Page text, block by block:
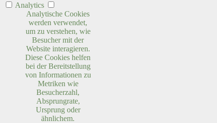
Analytics
Analytische Cookies
werden verwendet,
um zu verstehen, wie
Besucher mit der
Website interagieren.
Diese Cookies helfen
bei der Bereitstellung
von Informationen zu
Metriken wie
Besucherzahl,
Absprungrate,
Ursprung oder
ähnlichem.